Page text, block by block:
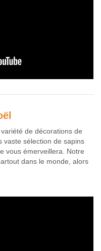
de décorations de
vaste sélection de sapins
vous émerveillera. Notre
dans le monde, alors